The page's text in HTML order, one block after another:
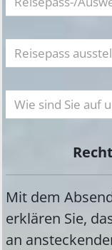
Mit dem
erklären Sie,
an